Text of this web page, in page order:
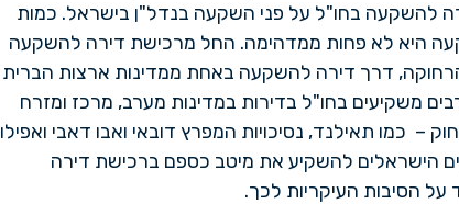
להשקעה בחו"ל על פני השקעה בנדל"ן בישראל. כמות
היא לא פחות ממדהימה. החל מרכישת דירה להשקעה
דרך דירה להשקעה באחת ממדינות ארצות הברית
משקיעים בחו"ל בדירות במדינות מערב, מרכז ומזרח
– כמו תאילנד, נסיכויות המפרץ דובאי ואבו דאבי ואפילו
הישראלים להשקיע את מיטב כספם ברכישת דירה
הסיבות העיקריות לכך.